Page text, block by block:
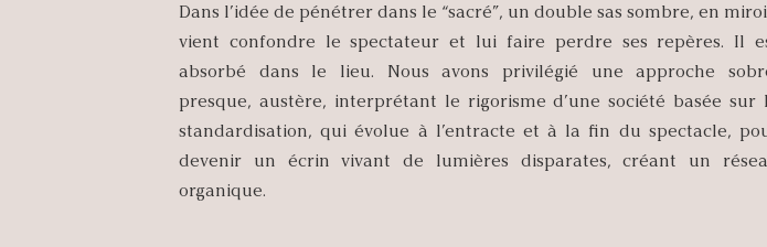
Dans l’idée de pénétrer dans le “sacré”, un double sas sombre, en
vient confondre le spectateur et lui faire perdre ses repères. Il
absorbé dans le lieu. Nous avons privilégié une approche
presque, austère, interprétant le rigorisme d’une société basée sur
standardisation, qui évolue à l’entracte et à la fin du spectacle,
devenir un écrin vivant de lumières disparates, créant un
organique.